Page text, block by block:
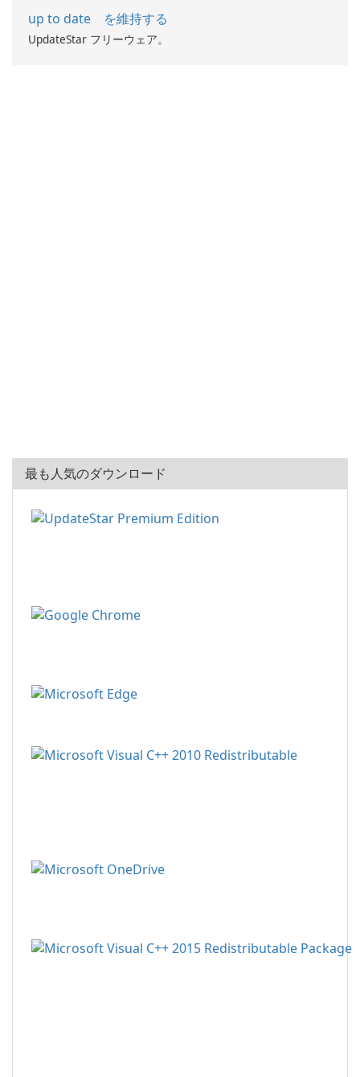
up to date を維持する
UpdateStar フリーウェア。
最も人気のダウンロード